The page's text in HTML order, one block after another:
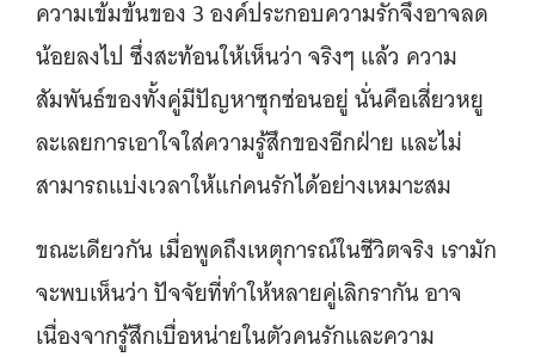
ความเข้มข้นของ 3 องค์ประกอบความรักจึงอาจลด
น้อยลงไป ซึ่งสะท้อนให้เห็นว่า จริงๆ แล้ว ความ
สัมพันธ์ของทั้งคู่มีปัญหาซุกซ่อนอยู่ นั่นคือเสี่ยวหยู
ละเลยการเอาใจใส่ความรู้สึกของอีกฝ่าย และไม่
สามารถแบ่งเวลาให้แก่คนรักได้อย่างเหมาะสม
ขณะเดียวกัน เมื่อพูดถึงเหตุการณ์ในชีวิตจริง เรามัก
จะพบเห็นว่า ปัจจัยที่ทำให้หลายคู่เลิกรากัน อาจ
เนื่องจากรู้สึกเบื่อหน่ายในตัวคนรักและความ